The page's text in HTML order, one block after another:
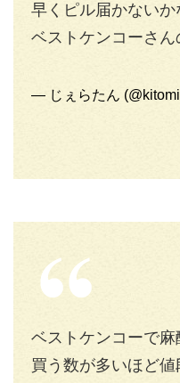
早くピル届かない
ベストケンコーさん
— じぇらたん
ベストケンコーで
買う数が多いほど